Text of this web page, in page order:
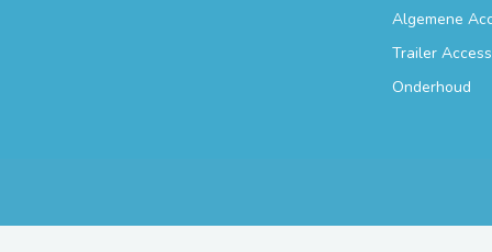
Algemene
Trailer
Onderhoud